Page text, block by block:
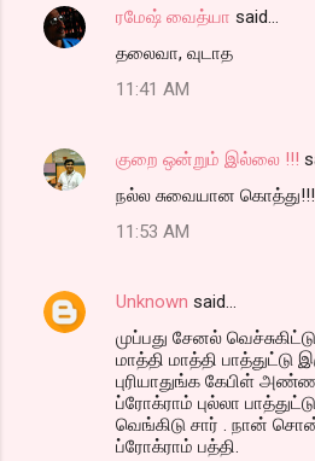
ரமேஷ் வைத்யா said…
தலைவா, வுடாத‌
11:41 AM
குறை ஒன்றும் இல்லை !!!
நல்ல சுவையான கொத்து!!!
11:53 AM
Unknown said…
முப்பது சேனல்
மாத்தி மாத்தி பாத்துட்டு
புரியாதுங்க கேபிள்
ப்ரோக்ராம் புல்லா
வெங்கிடு சார் . நான்
ப்ரோக்ராம் பத்தி.